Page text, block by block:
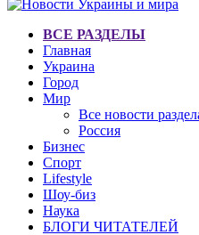
ВСЕ РАЗДЕЛЫ
Главная
Украина
Город
Мир
Все новости
Россия
Бизнес
Спорт
Lifestyle
Шоу-биз
Наука
БЛОГИ ЧИТАТЕЛЕЙ